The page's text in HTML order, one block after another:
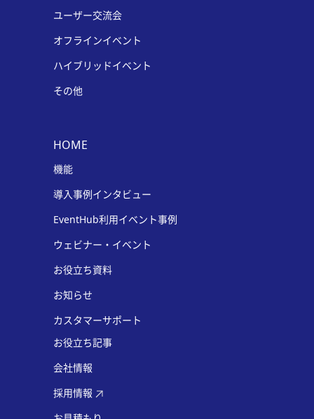
ユーザー交流会
オフラインイベント
ハイブリッドイベント
その他
HOME
機能
導入事例インタビュー
EventHub利用イベント事例
ウェビナー・イベント
お役立ち資料
お知らせ
カスタマーサポート
お役立ち記事
会社情報
採用情報